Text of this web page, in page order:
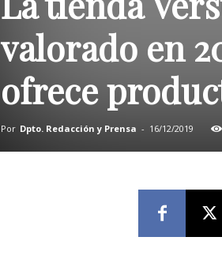
valorado en
ofrece
Por Dpto. Redacción y Prensa - 16/12/2019